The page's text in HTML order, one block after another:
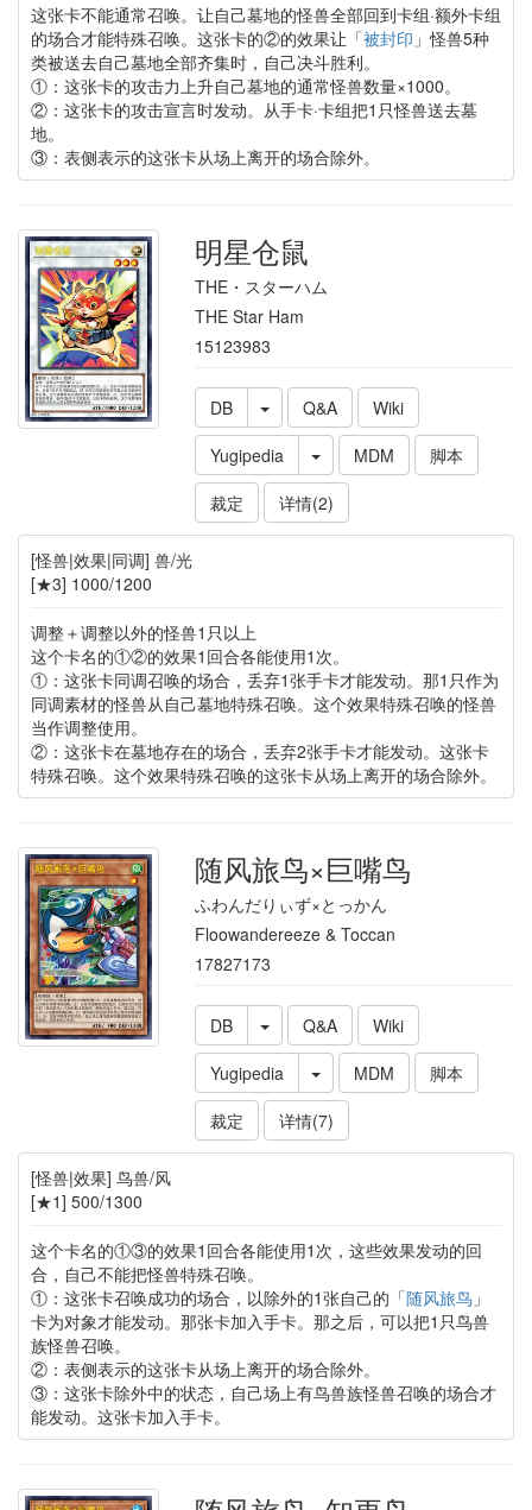
这张卡不能通常召唤。让自己墓地的怪兽全部回到卡组·额外卡组
的场合才能特殊召唤。这张卡的②的效果让「被封印 」怪兽5种
类被送去自己墓地全部齐集时，自己决斗胜利。
①：这张卡的攻击力上升自己墓地的通常怪兽数量×1000。
②：这张卡的攻击宣言时发动。从手卡·卡组把1只怪兽送去墓
地。
③：表侧表示的这张卡从场上离开的场合除外。
明星仓鼠
THE・スターハム
THE Star Ham
15123983
DB Q&A
Wiki
Yugipedia
MDM
脚本
裁定
详情(2)
[怪兽|效果|同调] 兽/光
[★3] 1000/1200
调整＋调整以外的怪兽1只以上
这个卡名的①②的效果1回合各能使用1次。
①：这张卡同调召唤的场合，丢弃1张手卡才能发动。那1只作为
同调素材的怪兽从自己墓地特殊召唤。这个效果特殊召唤的怪兽
当作调整使用。
②：这张卡在墓地存在的场合，丢弃2张手卡才能发动。这张卡
特殊召唤。这个效果特殊召唤的这张卡从场上离开的场合除外。
随风旅鸟×巨嘴鸟
ふわんだりぃず×とっかん
Floowandereeze & Toccan
17827173
DB Q&A
Wiki
Yugipedia
MDM
脚本
裁定
详情(7)
[怪兽|效果] 鸟兽/风
[★1] 500/1300
这个卡名的①③的效果1回合各能使用1次，这些效果发动的回
合，自己不能把怪兽特殊召唤。
①：这张卡召唤成功的场合，以除外的1张自己的「随风旅鸟」
卡为对象才能发动。那张卡加入手卡。那之后，可以把1只鸟兽
族怪兽召唤。
②：表侧表示的这张卡从场上离开的场合除外。
③：这张卡除外中的状态，自己场上有鸟兽族怪兽召唤的场合才
能发动。这张卡加入手卡。